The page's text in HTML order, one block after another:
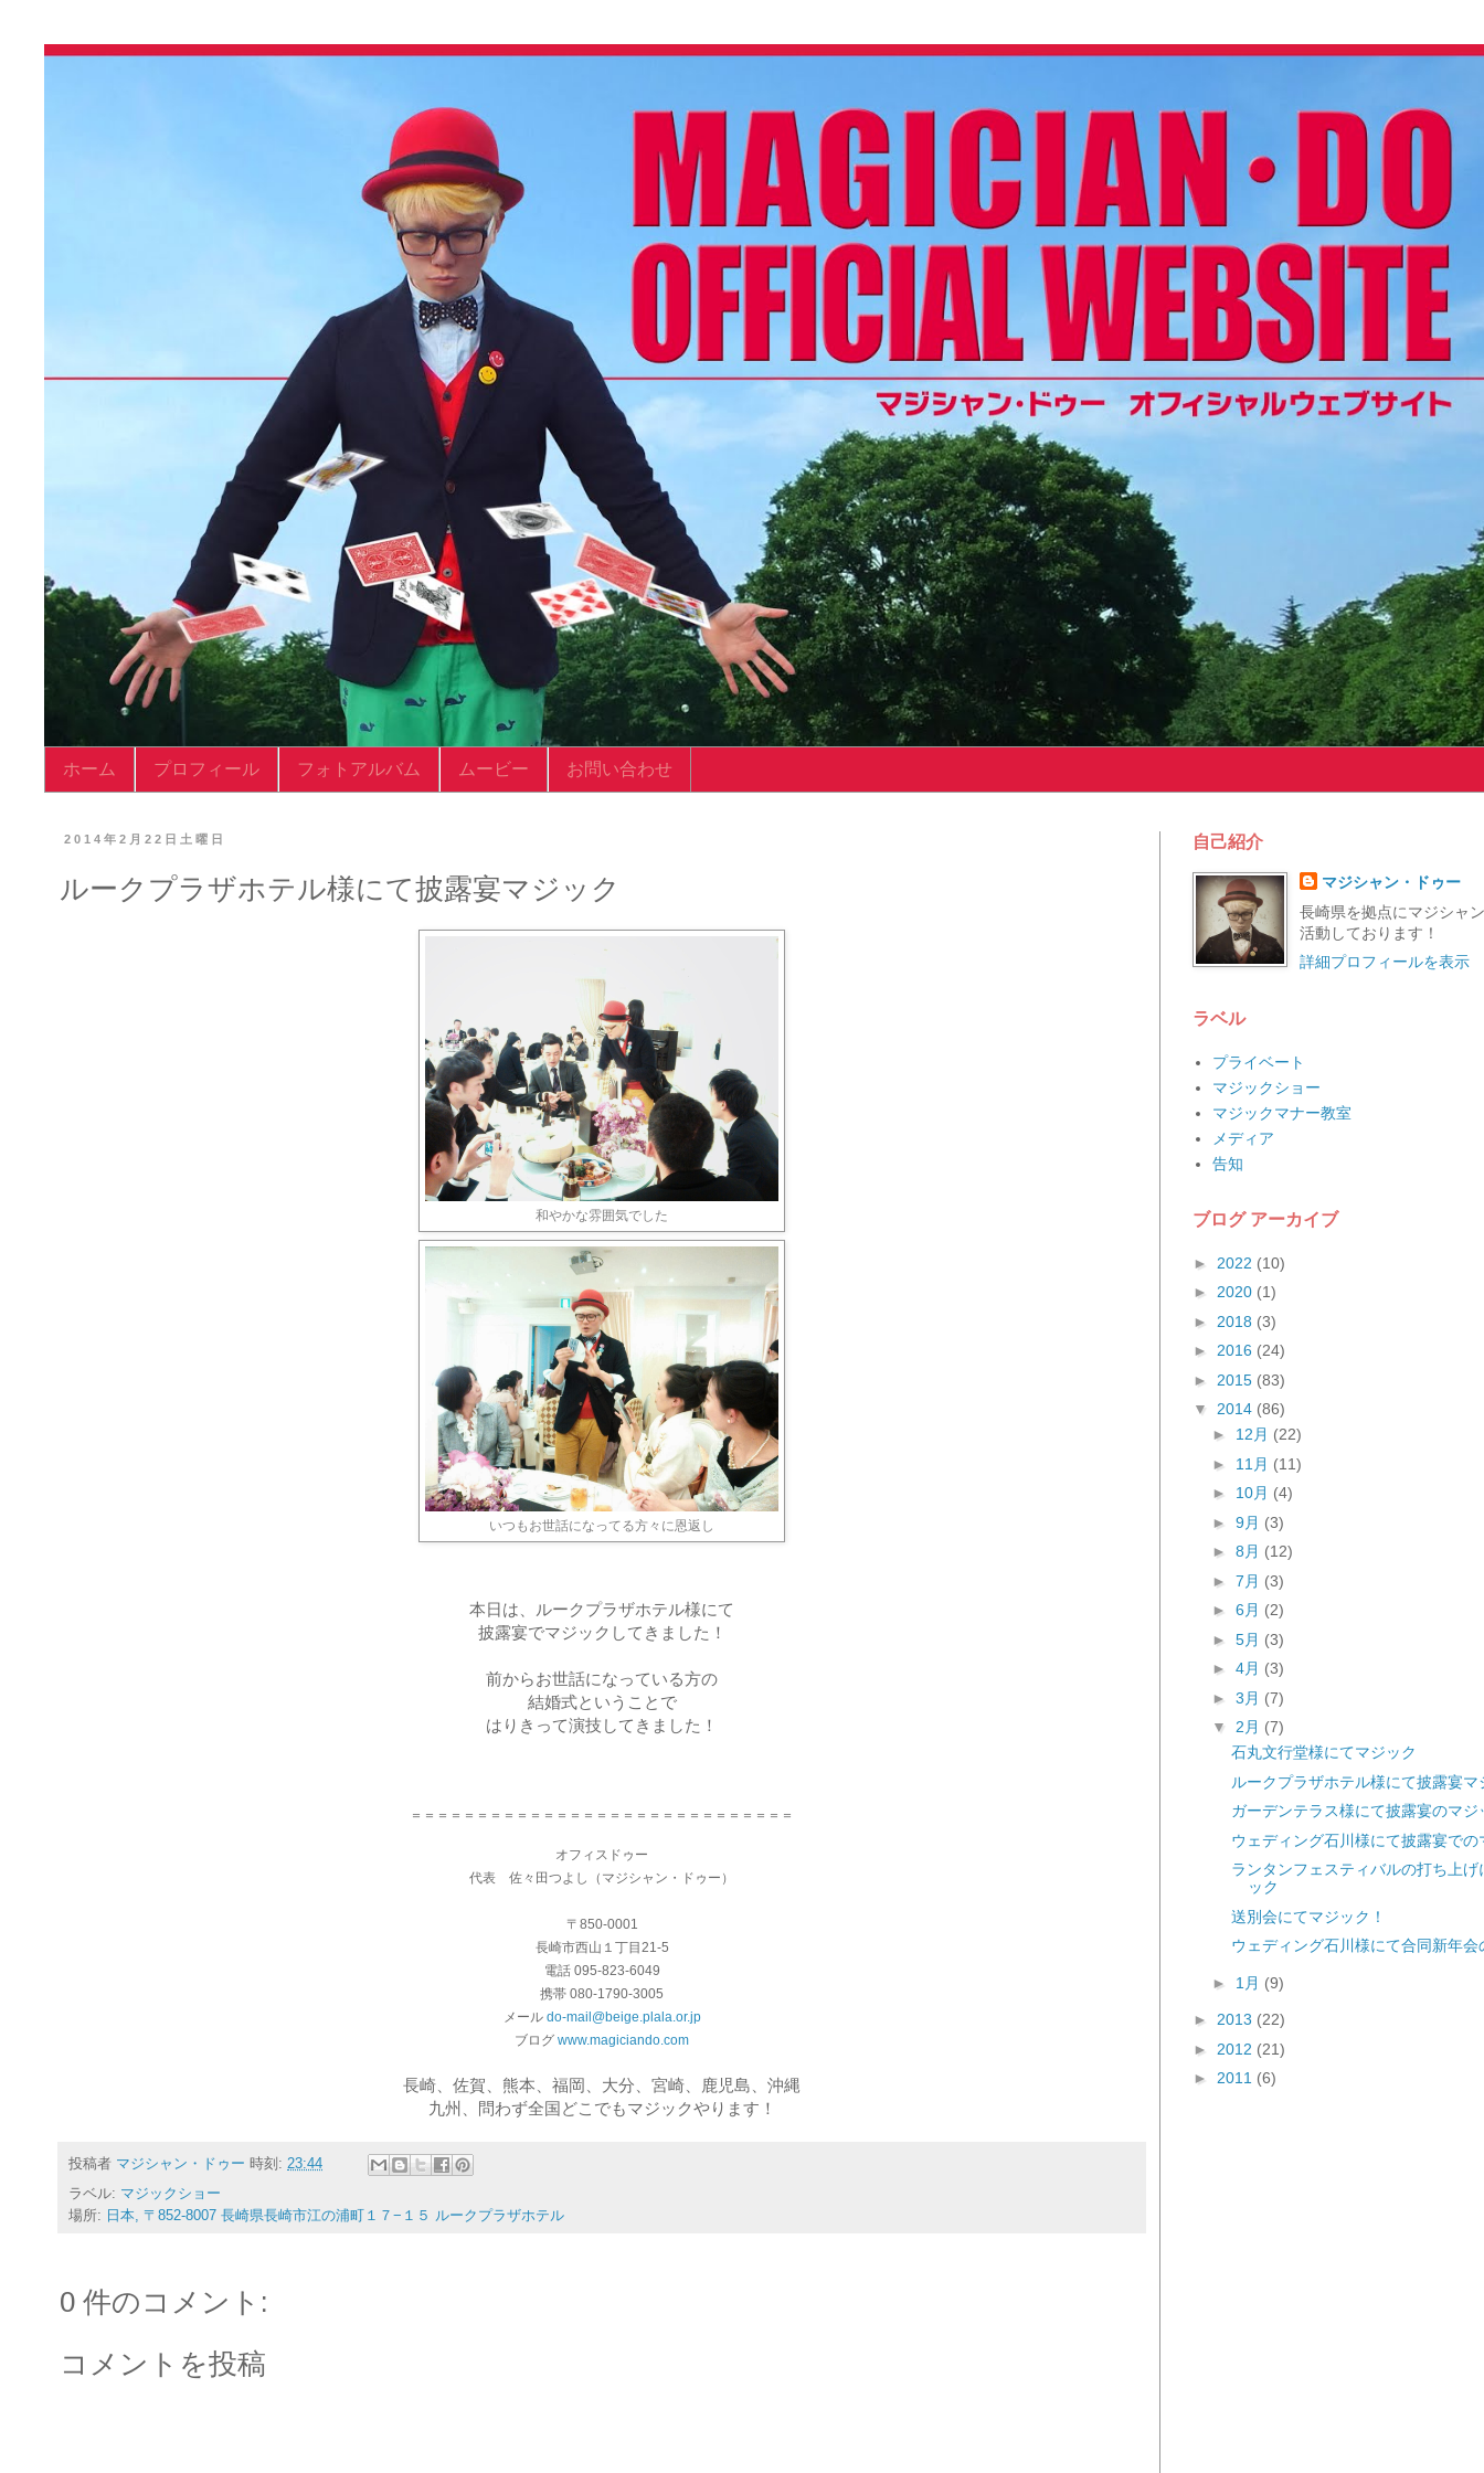
ホーム プロフィール フォトアルバム ムービー お問い合わせ
2014年2月22日土曜日
ルークプラザホテル様にて披露宴マジック
和やかな雰囲気でした
いつもお世話になってる方々に恩返し
本日は、ルークプラザホテル様にて
披露宴でマジックしてきました！
前からお世話になっている方の
結婚式ということで
はりきって演技してきました！
＝＝＝＝＝＝＝＝＝＝＝＝＝＝＝＝＝＝＝＝＝＝＝＝＝＝＝＝＝
オフィスドゥー
代表 佐々田つよし（マジシャン・ドゥー）
〒850-0001
長崎市西山１丁目21-5
電話 095-823-6049
携帯 080-1790-3005
メール do-mail@beige.plala.or.jp
ブログ www.magiciando.com
長崎、佐賀、熊本、福岡、大分、宮崎、鹿児島、沖縄
九州、問わず全国どこでもマジックやります！
投稿者 マジシャン・ドゥー 時刻: 23:44
ラベル: マジックショー
場所: 日本, 〒852-8007 長崎県長崎市江の浦町１７−１５ ルークプラザホテル
0 件のコメント:
コメントを投稿
自己紹介
マジシャン・ドゥー
長崎県を拠点にマジシャ
活動しております！
詳細プロフィールを表示
ラベル
プライベート
マジックショー
マジックマナー教室
メディア
告知
ブログ アーカイブ
► 2022 (10)
► 2020 (1)
► 2018 (3)
► 2016 (24)
► 2015 (83)
▼ 2014 (86)
► 12月 (22)
► 11月 (11)
► 10月 (4)
► 9月 (3)
► 8月 (12)
► 7月 (3)
► 6月 (2)
► 5月 (3)
► 4月 (3)
► 3月 (7)
▼ 2月 (7)
石丸文行堂様にてマジック
ルークプラザホテル様にて披露宴マ
ガーデンテラス様にて披露宴のマジ
ウェディング石川様にて披露宴での
ランタンフェスティバルの打ち上げ
ック
送別会にてマジック！
ウェディング石川様にて合同新年会
► 1月 (9)
► 2013 (22)
► 2012 (21)
► 2011 (6)